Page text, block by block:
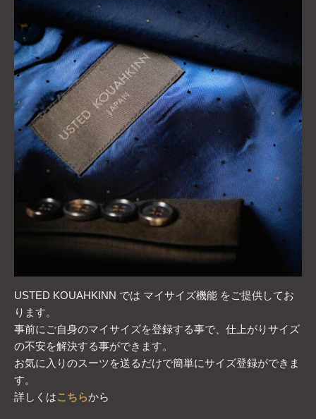
USTED KOUAHKINN では マイサイズ機能 をご提供してお
ります。
事前にご自身のマイサイズを登録する事で、仕上がりサイズ
の不安を解決する事ができます。
お気に入りのスーツを送るだけで簡単にサイズ登録ができま
す。
詳しくはこちらから